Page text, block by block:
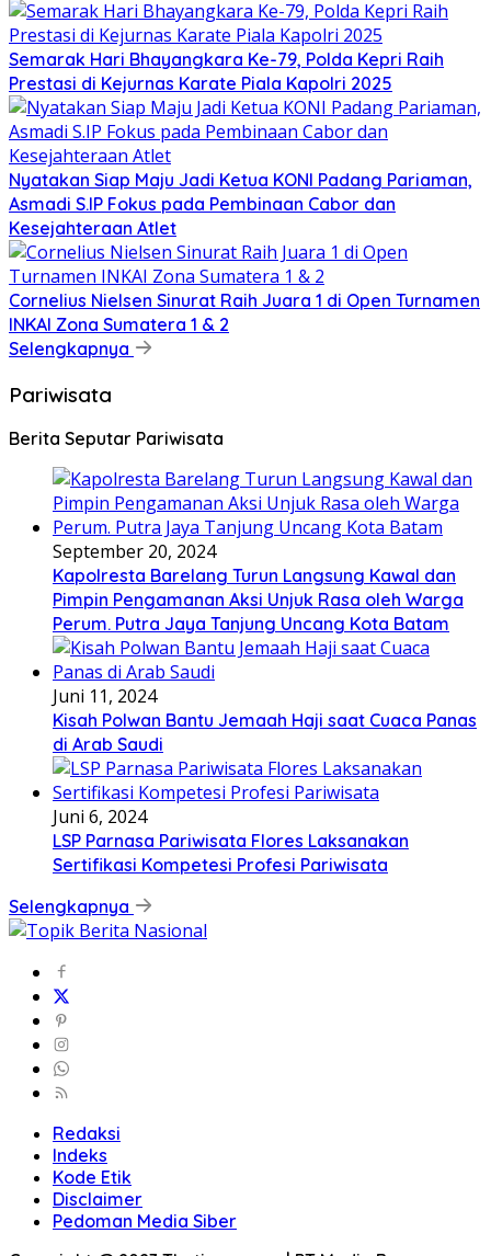
Semarak Hari Bhayangkara Ke-79, Polda Kepri Raih
Prestasi di Kejurnas Karate Piala Kapolri 2025
Nyatakan Siap Maju Jadi Ketua KONI Padang Pariaman,
Asmadi S.IP Fokus pada Pembinaan Cabor dan
Kesejahteraan Atlet
Cornelius Nielsen Sinurat Raih Juara 1 di Open Turnamen
INKAI Zona Sumatera 1 & 2
Selengkapnya
Pariwisata
Berita Seputar Pariwisata
September 20, 2024
Kapolresta Barelang Turun Langsung Kawal dan
Pimpin Pengamanan Aksi Unjuk Rasa oleh Warga
Perum. Putra Jaya Tanjung Uncang Kota Batam
Juni 11, 2024
Kisah Polwan Bantu Jemaah Haji saat Cuaca Panas
di Arab Saudi
Juni 6, 2024
LSP Parnasa Pariwisata Flores Laksanakan
Sertifikasi Kompetesi Profesi Pariwisata
Selengkapnya
Redaksi
Indeks
Kode Etik
Disclaimer
Pedoman Media Siber